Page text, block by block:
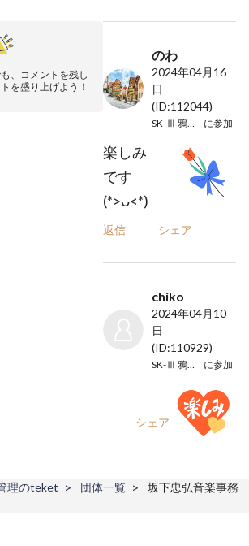
、コメントを残し
を盛り上げよう！
のわ
2024年04月16
日
(ID:112044)
に参加
楽しみ
です
(*>ᴗ<*)
返信 シェア
chiko
2024年04月10
日
(ID:110929)
に参加
シェア
理のteket 団体一覧
坂下忠弘音楽事務